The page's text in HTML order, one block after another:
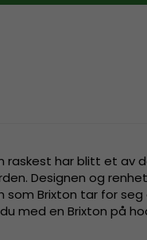
raskest har blitt et av
Designen og
som Brixton tar for seg
med en Brixton på